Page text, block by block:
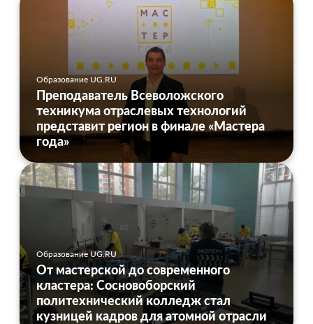
Образование UG.RU
Преподаватель Всеволожского
техникума отраслевых технологий
представит регион в финале «Мастера
года»
Образование UG.RU
От мастерской до современного
кластера: Сосновоборский
политехнический колледж стал
кузницей кадров для атомной отрасли